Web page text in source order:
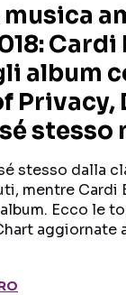
TESTI
TOUR
Seguici sui
album
Privacy,
stesso
stesso dalla
mentre Cardi
Ecco le
aggiornate